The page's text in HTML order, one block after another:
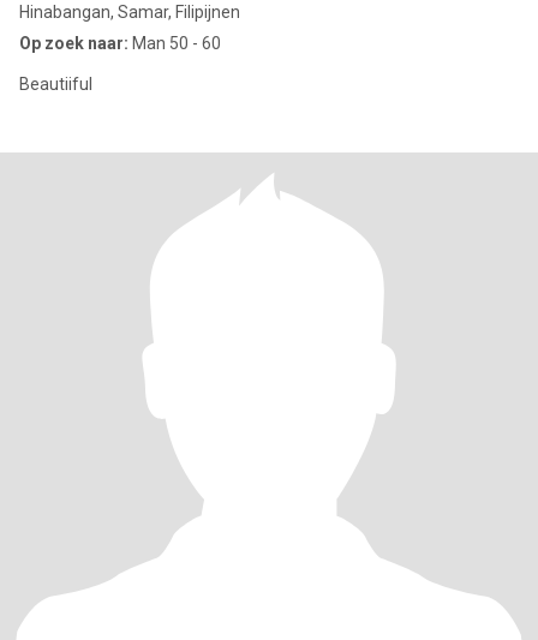
Hinabangan, Samar, Filipijnen
Op zoek naar: Man 50 - 60
Beautiiful